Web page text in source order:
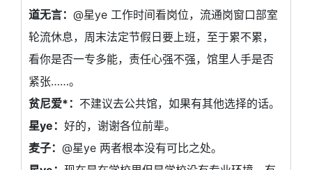
道无言： @星ye 工作时间看岗位，流通岗窗口部室
轮流休息，周末法定节假日要上班，至于累不累，
看你是否一专多能，责任心强不强，馆里人手是否
紧张……。
贫尼爱*： 不建议去公共馆，如果有其他选择的话。
星ye： 好的，谢谢各位前辈。
麦子： @星ye 两者根本没有可比之处。